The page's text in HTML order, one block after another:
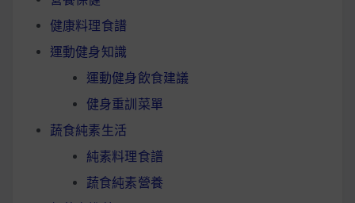
健康料理食譜
運動健身知識
運動健身飲食建議
健身重訓菜單
蔬食純素生活
純素料理食譜
蔬食純素營養